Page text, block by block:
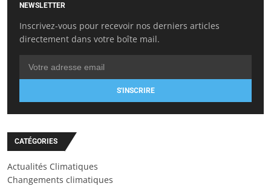
NEWSLETTER
Inscrivez-vous pour recevoir nos derniers articles
directement dans votre boîte mail.
S'INSCRIRE
CATÉGORIES
Actualités Climatiques
Changements climatiques